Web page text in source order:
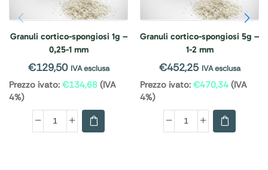
Granuli cortico-spongiosi 1g –
0,25-1 mm
€129,50 IVA esclusa
Prezzo ivato: €134,68 (IVA
4%)
Granuli cortico-spongiosi 5g –
1-2 mm
€452,25 IVA esclusa
Prezzo ivato: €470,34 (IVA
4%)